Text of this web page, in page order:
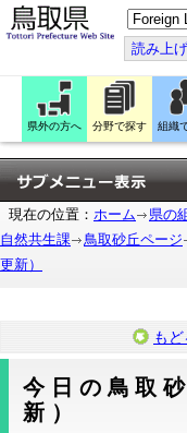
こ
の
ペ
ー
ジ
翻
訳
す
る
読み上げ
県外の方へ 分野で探す 組織
現在の位置： ホーム 県の
自然共生課
鳥取砂丘ページ
更新）
もど
今日の鳥取
新）